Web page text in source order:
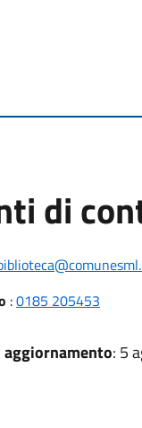
di
:0185 205453
: 5